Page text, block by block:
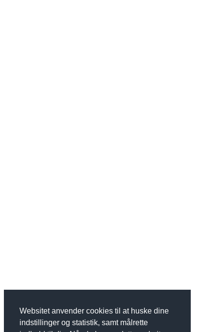
Websitet anvender cookies til at huske dine
indstillinger og statistik, samt målrette